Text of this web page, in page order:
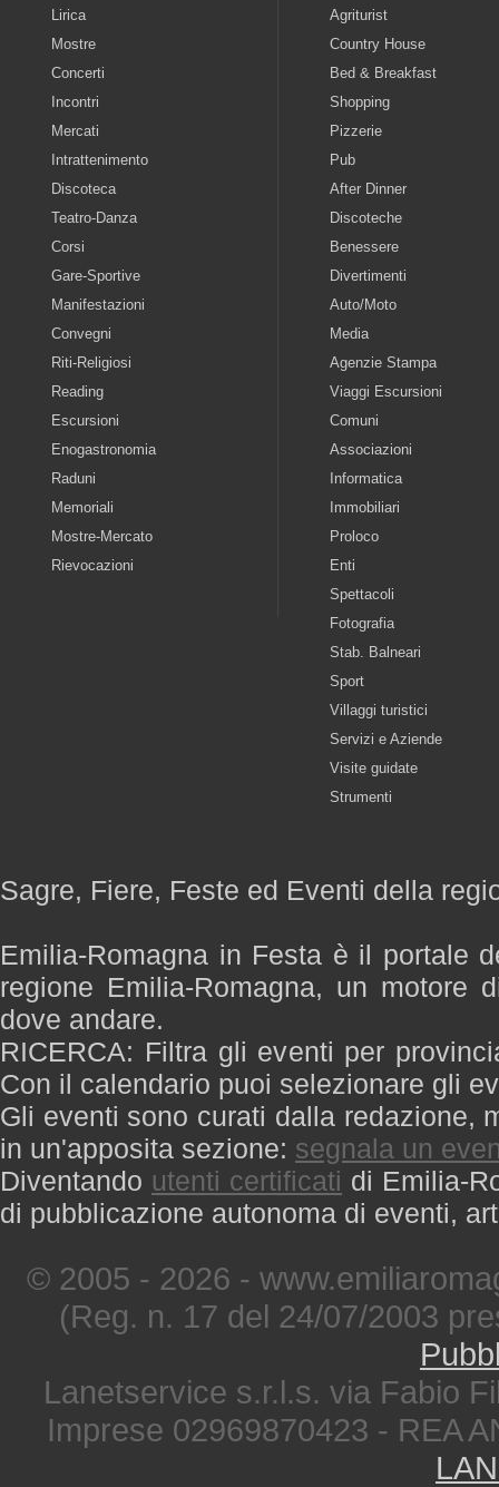
Lirica
Mostre
Concerti
Incontri
Mercati
Intrattenimento
Discoteca
Teatro-Danza
Corsi
Gare-Sportive
Manifestazioni
Convegni
Riti-Religiosi
Reading
Escursioni
Enogastronomia
Raduni
Memoriali
Mostre-Mercato
Rievocazioni
Agriturist
Country House
Bed & Breakfast
Shopping
Pizzerie
Pub
After Dinner
Discoteche
Benessere
Divertimenti
Auto/Moto
Media
Agenzie Stampa
Viaggi Escursioni
Comuni
Associazioni
Informatica
Immobiliari
Proloco
Enti
Spettacoli
Fotografia
Stab. Balneari
Sport
Villaggi turistici
Servizi e Aziende
Visite guidate
Strumenti
Sagre, Fiere, Feste ed Eventi della
Emilia-Romagna in Festa è il portale
regione Emilia-Romagna, un motore
dove andare.
RICERCA: Filtra gli eventi per
Con il calendario puoi selezionare gli
Gli eventi sono curati dalla redazione,
in un'apposita sezione: segnala un
Diventando utenti certificati di Emilia-
di pubblicazione autonoma di eventi,
© 2005 - 2026 -
(Reg. n. 17 del 24/07/2003
Lanetservice s.r.l.s. via Fabio
Imprese 02969870423 - REA